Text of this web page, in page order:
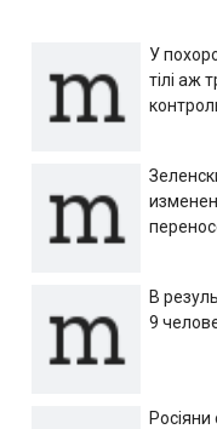
У
тілі аж
В
9